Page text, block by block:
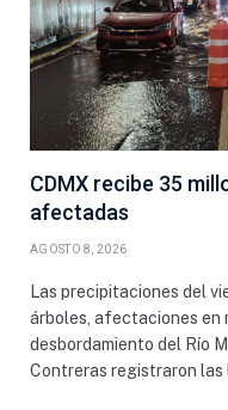
CDMX recibe 35
afectadas
AGOSTO 8, 2026
Las precipitaciones del
árboles, afectaciones en
desbordamiento del Río
Contreras registraron las